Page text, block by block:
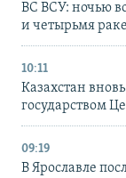
ВС ВСУ: ночью
и четырьмя
10:11
Казахстан
государством
09:19
В Ярославле